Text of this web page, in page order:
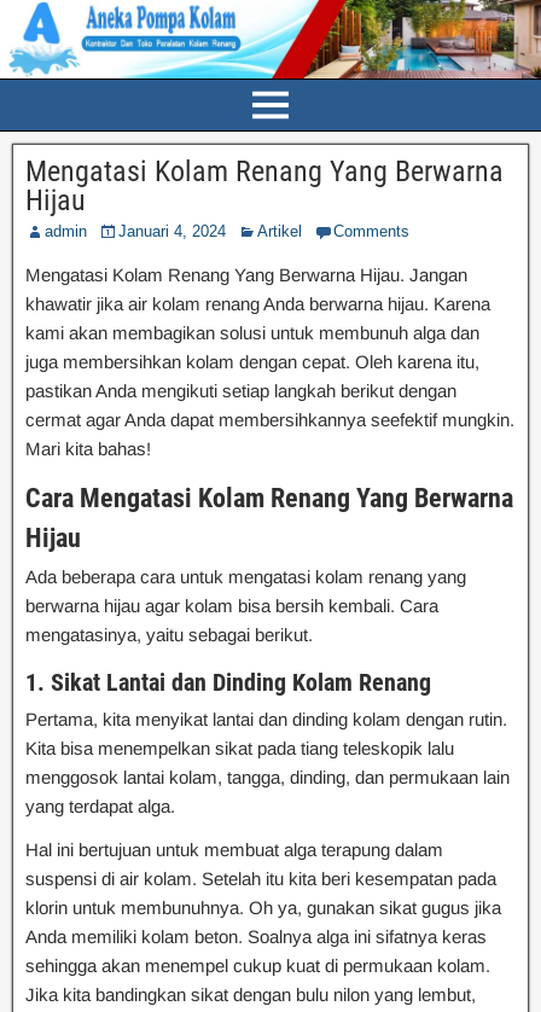
Mengatasi Kolam Renang Yang Berwarna
Hijau
admin Januari 4, 2024 Artikel Comments
Mengatasi Kolam Renang Yang Berwarna Hijau. Jangan
khawatir jika air kolam renang Anda berwarna hijau. Karena
kami akan membagikan solusi untuk membunuh alga dan
juga membersihkan kolam dengan cepat. Oleh karena itu,
pastikan Anda mengikuti setiap langkah berikut dengan
cermat agar Anda dapat membersihkannya seefektif mungkin.
Mari kita bahas!
Cara Mengatasi Kolam Renang Yang Berwarna
Hijau
Ada beberapa cara untuk mengatasi kolam renang yang
berwarna hijau agar kolam bisa bersih kembali. Cara
mengatasinya, yaitu sebagai berikut.
1. Sikat Lantai dan Dinding Kolam Renang
Pertama, kita menyikat lantai dan dinding kolam dengan rutin.
Kita bisa menempelkan sikat pada tiang teleskopik lalu
menggosok lantai kolam, tangga, dinding, dan permukaan lain
yang terdapat alga.
Hal ini bertujuan untuk membuat alga terapung dalam
suspensi di air kolam. Setelah itu kita beri kesempatan pada
klorin untuk membunuhnya. Oh ya, gunakan sikat gugus jika
Anda memiliki kolam beton. Soalnya alga ini sifatnya keras
sehingga akan menempel cukup kuat di permukaan kolam.
Jika kita bandingkan sikat dengan bulu nilon yang lembut,